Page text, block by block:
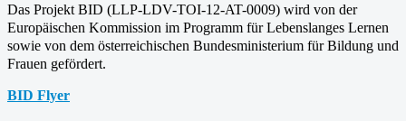
Das Projekt BID (LLP-LDV-TOI-12-AT-0009) wird von der
Europäischen Kommission im Programm fürLebenslanges Lernen
sowie von dem österreichischen Bundesministerium für Bildung und
Frauen gefördert.
BID Flyer